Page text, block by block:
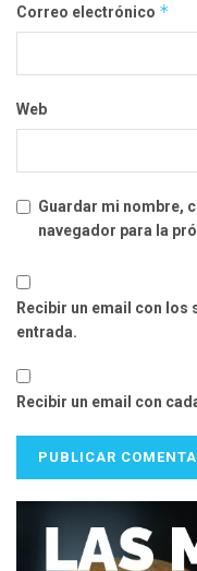
Correo electrónico *
Web
Guardar mi nombre,
navegador para la
Recibir un email con
entrada.
Recibir un email con